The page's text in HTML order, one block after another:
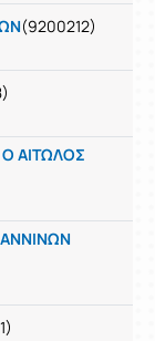
(9200212)
ΑΙΤΩΛΟΣ